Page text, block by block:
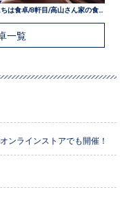
一覧
ンラインストアでも開催！